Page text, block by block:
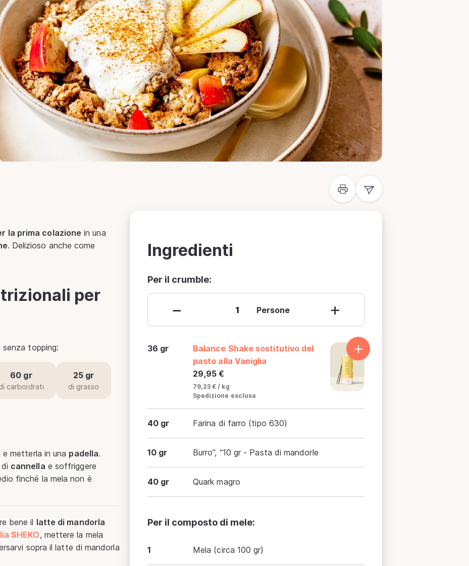
Ingredienti
Per il crumble:
− Persone +
36 gr
Balance Shake sostitutivo del
pasto alla Vaniglia
29,95 €
79,23 € / kg
Spedizione esclusa
40 gr Farina di farro (tipo 630)
10 gr Burro”, “10 gr - Pasta di mandorle
40 gr Quark magro
Per il composto di mele:
1 Mela (circa 100 gr)
la prima colazione in una
. Delizioso anche come
per
topping:
60 gr
carboidrati
25 gr
di grasso
e metterla in una padella.
di cannella e soffriggere
finché la mela non è
bene il latte di mandorla
SHEKO, mettere la mela
sopra il latte di mandorla